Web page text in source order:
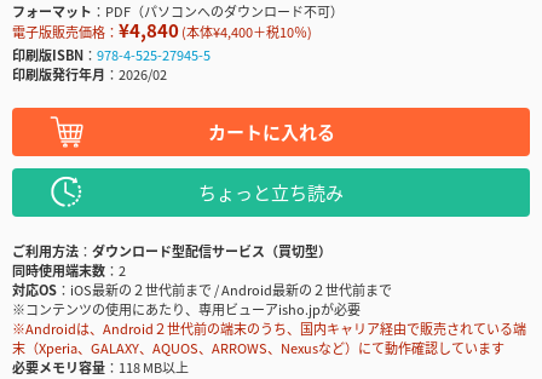
フォーマット
PDF（パソコンへのダウンロード不可）
電子版販売価格： ¥4,840(本体¥4,400＋税10％)
印刷版ISBN
978-4-525-27945-5
印刷版発行年月
2026/02
カートに入れる
ちょっと立ち読み
ご利用方法
ダウンロード型配信サービス（買切型）
同時使用端末数
2
対応OS
iOS最新の２世代前まで / Android最新の２世代前まで
※コンテンツの使用にあたり、専用ビューアisho.jpが必要
※Androidは、Android２世代前の端末のうち、国内キャリア経由で販売されている端
末（Xperia、GALAXY、AQUOS、ARROWS、Nexusなど）にて動作確認しています
必要メモリ容量
118 MB以上